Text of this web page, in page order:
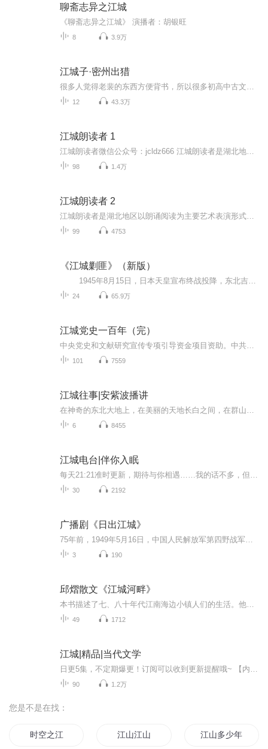
聊斋志异之江城
《聊斋志异之江城》 演播者：胡银旺
8 3.9万
江城子·密州出猎
12 43.3万
江城朗读者 1
98 1.4万
江城朗读者 2
99 4753
《江城剿匪》（新版）
24 65.9万
江城党史一百年（完）
101 7559
江城往事|安紫波播讲
6 8455
江城电台|伴你入眠
30 2192
广播剧《日出江城》
3 190
邱熠散文《江城河畔》
49 1712
江城|精品|当代文学
90 1.2万
您是不是在找：
时空之江 江山江山 江山多少年